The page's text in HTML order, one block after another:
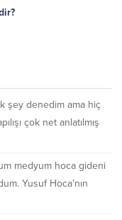
şey denedim ama hiç
çok net anlatılmış
medyum hoca gideni
Yusuf Hoca'nın